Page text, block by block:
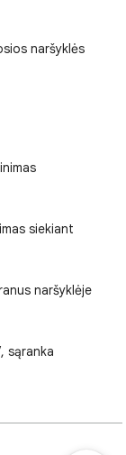
naršyklės
siekiant
naršyklėje
sąranka